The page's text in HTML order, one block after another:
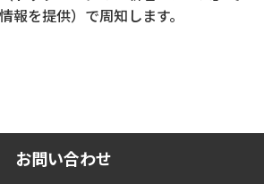
報を提供）で周知します。
お問い合わせ